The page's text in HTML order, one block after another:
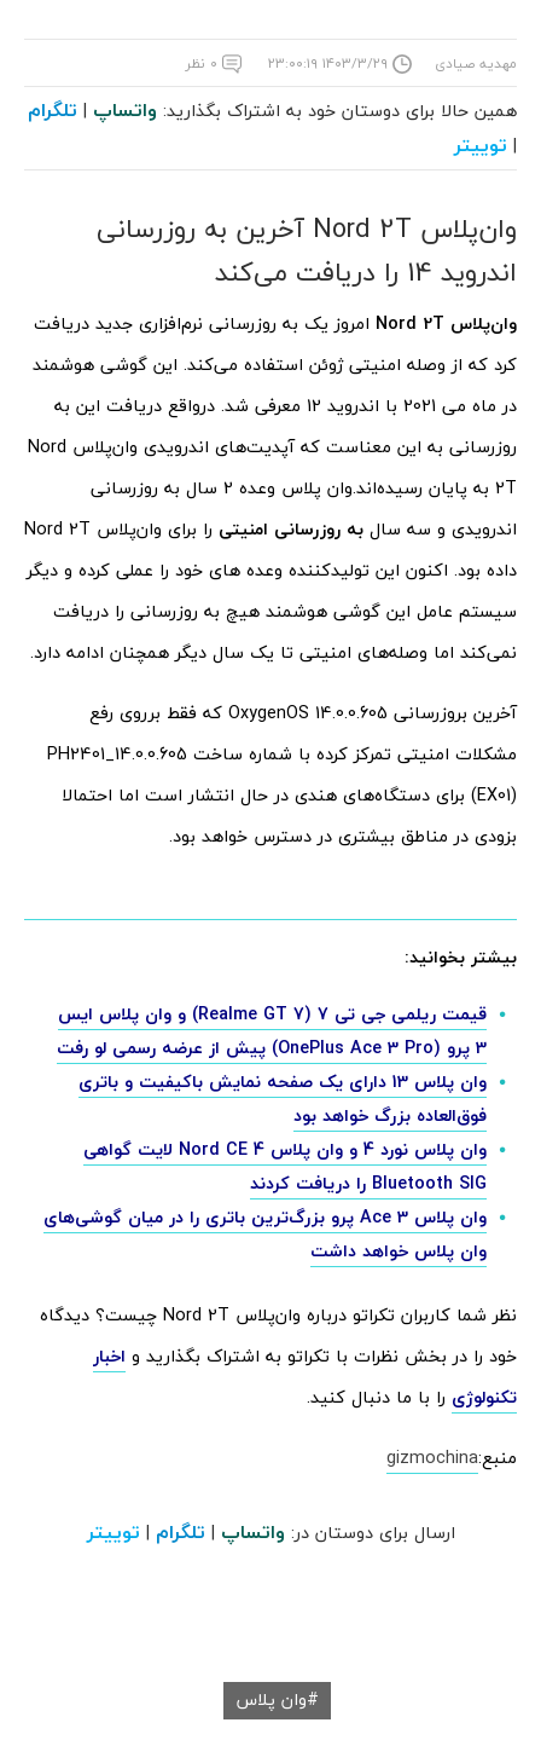
مهدیه صیادی ۱۴۰۳/۳/۲۹ ۲۳:۰۰:۱۹ ۰ نظر
همین حالا برای دوستان خود به اشتراک بگذارید: واتساپ | تلگرام
| توییتر
وان‌پلاس Nord 2T آخرین به روزرسانی
اندروید 14 را دریافت می‌کند
وان‌پلاس Nord 2T
امروز یک به روزرسانی نرم‌افزاری جدید دریافت
کرد که از وصله امنیتی ژوئن استفاده می‌کند. این گوشی هوشمند
در ماه می 2021 با اندروید 12 معرفی شد. درواقع دریافت این به
روزرسانی به این معناست که آپدیت‌های اندرویدی وان‌پلاس Nord
2T به پایان رسیده‌اند.
وان پلاس وعده 2 سال به روزرسانی
اندرویدی و سه سال به روزرسانی امنیتی
را برای وان‌پلاس Nord 2T
داده بود. اکنون این تولیدکننده وعده های خود را عملی کرده و دیگر
سیستم عامل این گوشی هوشمند هیچ به روزرسانی را دریافت
نمی‌کند اما وصله‌های امنیتی تا یک سال دیگر همچنان ادامه دارد.
آخرین بروزرسانی OxygenOS 14.0.0.605 که فقط برروی رفع
مشکلات امنیتی تمرکز کرده با شماره ساخت PH2401_14.0.0.605
(EX01) برای دستگاه‌های هندی در حال انتشار است اما احتمالا
بزودی در مناطق بیشتری در دسترس خواهد بود.
بیشتر بخوانید:
قیمت ریلمی جی تی 7 (Realme GT 7) و وان پلاس ایس
3 پرو (OnePlus Ace 3 Pro) پیش از عرضه رسمی لو رفت
وان پلاس 13 دارای یک صفحه نمایش باکیفیت و باتری
فوق‌العاده بزرگ خواهد بود
وان پلاس نورد 4 و وان پلاس Nord CE 4 لایت گواهی
Bluetooth SIG را دریافت کردند
وان پلاس Ace 3 پرو بزرگ‌ترین باتری را در میان گوشی‌های
وان پلاس خواهد داشت
نظر شما کاربران تکراتو درباره وان‌پلاس Nord 2T چیست؟ دیدگاه
خود را در بخش نظرات با تکراتو به اشتراک بگذارید و اخبار
تکنولوژی را با ما دنبال کنید.
منبع:gizmochina
ارسال برای دوستان در: واتساپ | تلگرام | توییتر
وان پلاس